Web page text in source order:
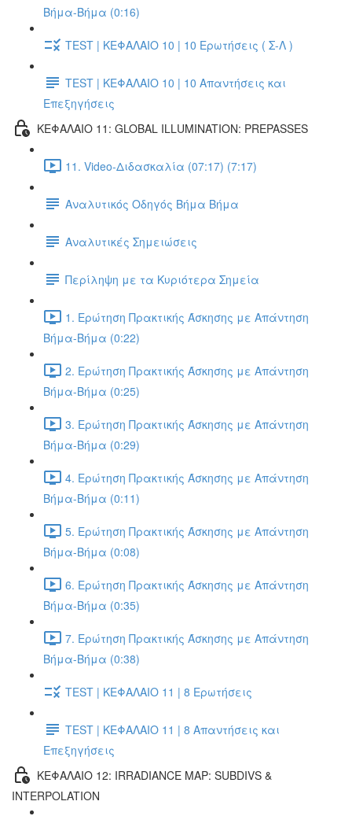
Βήμα-Βήμα (0:16)
TEST | ΚΕΦΑΛΑΙΟ 10 | 10 Ερωτήσεις ( Σ-Λ )
TEST | ΚΕΦΑΛΑΙΟ 10 | 10 Απαντήσεις και
Επεξηγήσεις
ΚΕΦΑΛΑΙΟ 11: GLOBAL ILLUMINATION: PREPASSES
11. Video-Διδασκαλία (07:17) (7:17)
Αναλυτικός Οδηγός Βήμα Βήμα
Αναλυτικές Σημειώσεις
Περίληψη με τα Κυριότερα Σημεία
1. Ερώτηση Πρακτικής Άσκησης με Απάντηση
Βήμα-Βήμα (0:22)
2. Ερώτηση Πρακτικής Άσκησης με Απάντηση
Βήμα-Βήμα (0:25)
3. Ερώτηση Πρακτικής Άσκησης με Απάντηση
Βήμα-Βήμα (0:29)
4. Ερώτηση Πρακτικής Άσκησης με Απάντηση
Βήμα-Βήμα (0:11)
5. Ερώτηση Πρακτικής Άσκησης με Απάντηση
Βήμα-Βήμα (0:08)
6. Ερώτηση Πρακτικής Άσκησης με Απάντηση
Βήμα-Βήμα (0:35)
7. Ερώτηση Πρακτικής Άσκησης με Απάντηση
Βήμα-Βήμα (0:38)
TEST | ΚΕΦΑΛΑΙΟ 11 | 8 Ερωτήσεις
TEST | ΚΕΦΑΛΑΙΟ 11 | 8 Απαντήσεις και
Επεξηγήσεις
ΚΕΦΑΛΑΙΟ 12: IRRADIANCE MAP: SUBDIVS &
INTERPOLATION